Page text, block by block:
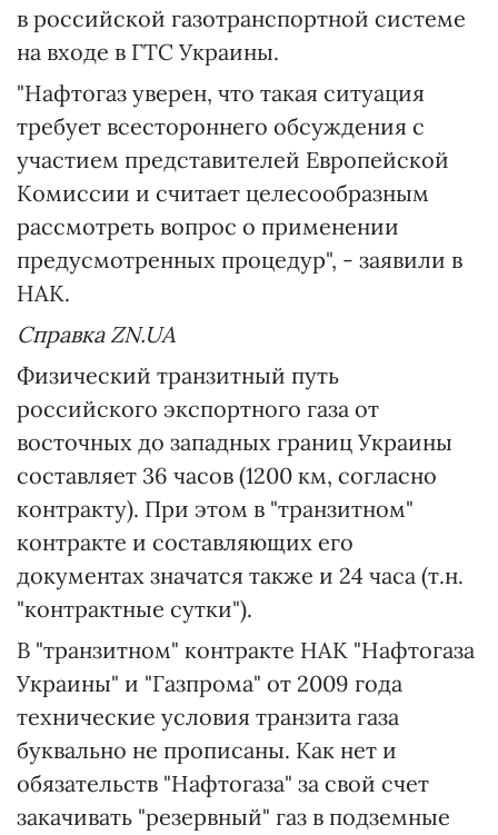
в российской газотранспортной системе
на входе в ГТС Украины.
"Нафтогаз уверен, что такая ситуация
требует всестороннего обсуждения с
участием представителей Европейской
Комиссии и считает целесообразным
рассмотреть вопрос о применении
предусмотренных процедур", - заявили в
НАК.
Справка ZN.UA
Физический транзитный путь
российского экспортного газа от
восточных до западных границ Украины
составляет 36 часов (1200 км, согласно
контракту). При этом в "транзитном"
контракте и составляющих его
документах значатся также и 24 часа (т.н.
"контрактные сутки").
В "транзитном" контракте НАК "Нафтогаза
Украины" и "Газпрома" от 2009 года
технические условия транзита газа
буквально не прописаны. Как нет и
обязательств "Нафтогаза" за свой счет
закачивать "резервный" газ в подземные